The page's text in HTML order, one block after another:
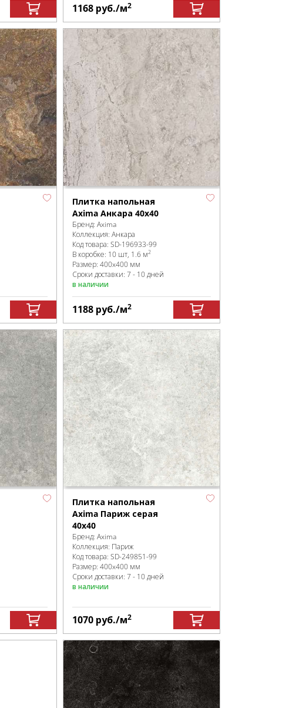
1168 руб./м2
Плитка напольная
Axima Анкара 40x40
Бренд: Axima
Коллекция: Анкара
Код товара: SD-196933-99
В коробке: 10 шт, 1.6 м2
Размер: 400x400 мм
Сроки доставки: 7 - 10 дней
в наличии
1188 руб./м2
Плитка напольная
Axima Париж серая
40x40
Бренд: Axima
Коллекция: Париж
Код товара: SD-249851-99
Размер: 400x400 мм
Сроки доставки: 7 - 10 дней
в наличии
1070 руб./м2